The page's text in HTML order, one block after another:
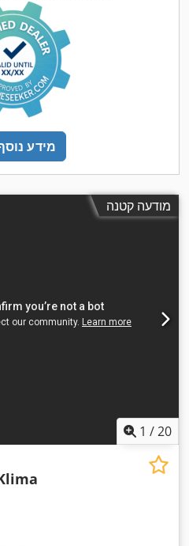
מידע
מודעה קטנה
1 /20